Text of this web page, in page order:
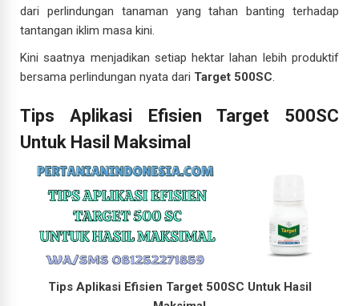
dari perlindungan tanaman yang tahan banting terhadap
tantangan iklim masa kini.
Kini saatnya menjadikan setiap hektar lahan lebih produktif
bersama perlindungan nyata dari Target 500SC.
Tips Aplikasi Efisien Target 500SC
Untuk Hasil Maksimal
Tips Aplikasi Efisien Target 500SC Untuk Hasil